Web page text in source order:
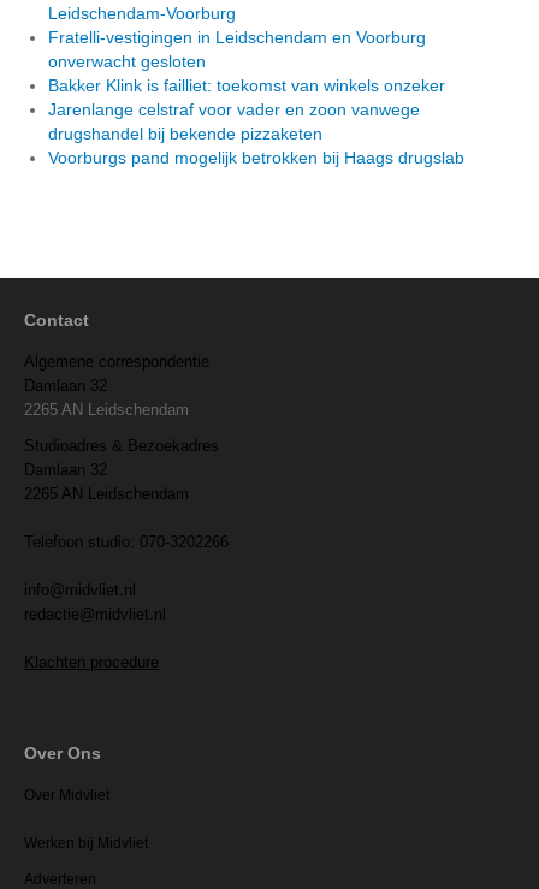
Leidschendam-Voorburg
Fratelli-vestigingen in Leidschendam en Voorburg
onverwacht gesloten
Bakker Klink is failliet: toekomst van winkels onzeker
Jarenlange celstraf voor vader en zoon vanwege
drugshandel bij bekende pizzaketen
Voorburgs pand mogelijk betrokken bij Haags drugslab
Contact
Algemene correspondentie
Damlaan 32
2265 AN Leidschendam
Studioadres & Bezoekadres
Damlaan 32
2265 AN Leidschendam
Telefoon studio: 070-3202266
info@midvliet.nl
redactie@midvliet.nl
Klachten procedure
Over Ons
Over Midvliet
Werken bij Midvliet
Adverteren